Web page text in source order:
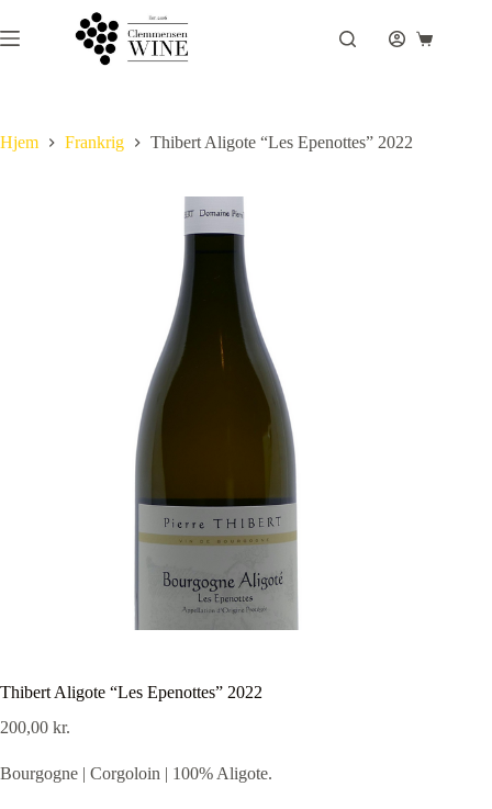
til
indhold
Hjem Frankrig Thibert Aligote “Les Epenottes” 2022
Thibert Aligote “Les Epenottes” 2022
200,00 kr.
Bourgogne | Corgoloin | 100% Aligote.